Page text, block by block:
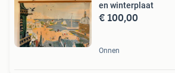
en winterplaat
€ 100,00
Onnen